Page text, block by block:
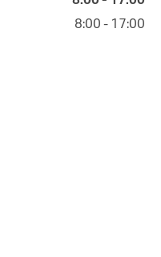
8:00 - 17:00